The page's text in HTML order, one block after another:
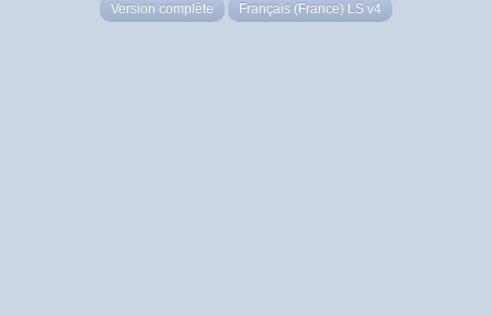
Version complète Français (France) LS v4